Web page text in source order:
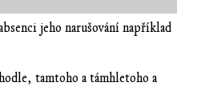
jeho narušování například
tamtoho a támhletoho a